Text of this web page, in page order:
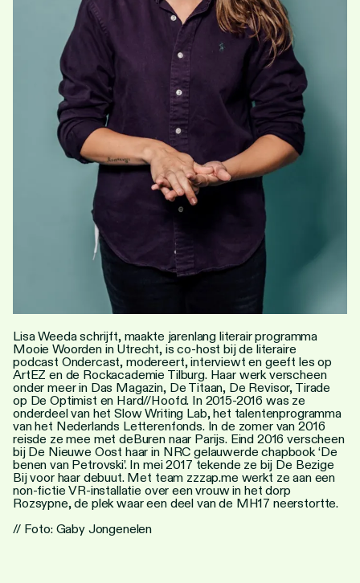
Lisa Weeda schrijft, maakte jarenlang literair programma
Mooie Woorden in Utrecht, is co-host bij de literaire
podcast Ondercast, modereert, interviewt en geeft les op
ArtEZ en de Rockacademie Tilburg. Haar werk verscheen
onder meer in Das Magazin, De Titaan, De Revisor, Tirade
op De Optimist en Hard//Hoofd. In 2015-2016 was ze
onderdeel van hetSlow Writing Lab, het talentenprogramma
van het Nederlands Letterenfonds. In de zomer van 2016
reisde ze mee metdeBuren naar Parijs. Eind 2016 verscheen
bij De Nieuwe Oost haar in NRC gelauwerde chapbook ‘De
benen van Petrovski’. In mei 2017 tekende ze bij De Bezige
Bij voor haar debuut. Met team zzzap.me werkt ze aan een
non-fictie VR-installatie over een vrouw in het dorp
Rozsypne, de plek waar een deel van de MH17 neerstortte.
// Foto: Gaby Jongenelen
Personen
Toegankelijkheid
Stadsdichter